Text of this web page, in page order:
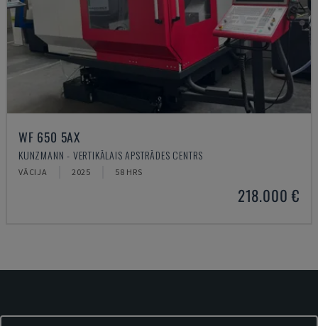
WF 650 5AX
KUNZMANN - VERTIKĀLAIS APSTRĀDES CENTRS
VĀCIJA 2025 58 HRS
218.000 €